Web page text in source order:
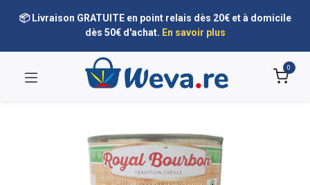
📦 Livraison GRATUITE en point relais dès 20€ et à domicile
dès 50€ d'achat. En savoir plus
0